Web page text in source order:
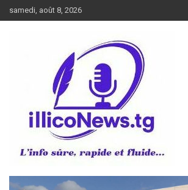
au
samedi, août 8, 2026
illiconews